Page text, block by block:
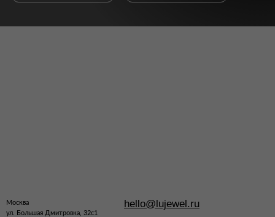
Москва
ул. Большая Дмитровка, 32с1
hello@lujewel.ru